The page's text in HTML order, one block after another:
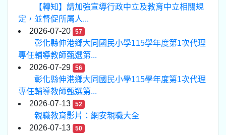
【轉知】請加強宣導行政中立及教育中立相關規
定，並督促所屬人...
2026-07-20
57
彰化縣伸港鄉大同國民小學115學年度第1次代理
專任輔導教師甄選第...
2026-07-29
56
彰化縣伸港鄉大同國民小學115學年度第1次代理
專任輔導教師甄選第...
2026-07-13
52
親職教育影片：網安親職大全
2026-07-13
50